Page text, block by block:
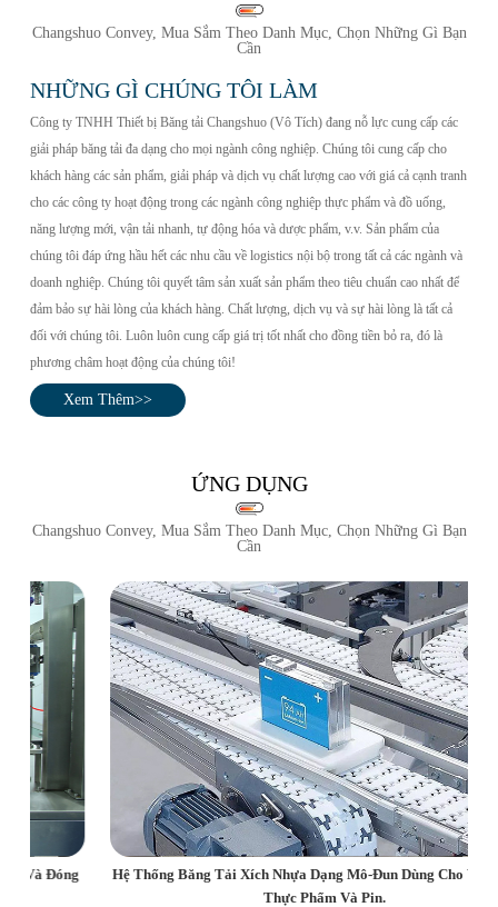
Changshuo Convey, Mua Sắm Theo Danh Mục, Chọn Những Gì Bạn
Cần
NHỮNG GÌ CHÚNG TÔI LÀM
Công ty TNHH Thiết bị Băng tải Changshuo (Vô Tích) đang nỗ lực cung cấp các
giải pháp băng tải đa dạng cho mọi ngành công nghiệp. Chúng tôi cung cấp cho
khách hàng các sản phẩm, giải pháp và dịch vụ chất lượng cao với giá cả cạnh tranh
cho các công ty hoạt động trong các ngành công nghiệp thực phẩm và đồ uống,
năng lượng mới, vận tải nhanh, tự động hóa và dược phẩm, v.v. Sản phẩm của
chúng tôi đáp ứng hầu hết các nhu cầu về logistics nội bộ trong tất cả các ngành và
doanh nghiệp. Chúng tôi quyết tâm sản xuất sản phẩm theo tiêu chuẩn cao nhất để
đảm bảo sự hài lòng của khách hàng. Chất lượng, dịch vụ và sự hài lòng là tất cả
đối với chúng tôi. Luôn luôn cung cấp giá trị tốt nhất cho đồng tiền bỏ ra, đó là
phương châm hoạt động của chúng tôi!
Xem Thêm>>
ỨNG DỤNG
Changshuo Convey, Mua Sắm Theo Danh Mục, Chọn Những Gì Bạn
Cần
Hệ Thống Băng Tải Xích Nhựa Dạng Mô-Đun Dùng Cho Việc Xử Lý
Thực Phẩm Và Pin.